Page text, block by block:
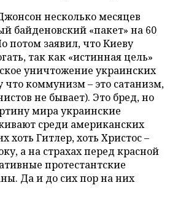
несколько месяцев
байденовский «пакет» на 60
потом заявил, что Киеву
так как «истинная цель»
уничтожение украинских
что коммунизм – это сатанизм,
не бывает). Это бред, но
мира украинские
среди американских
хоть Гитлер, хоть Христос –
а на страхах перед красной
протестантские
Да и до сих пор на них